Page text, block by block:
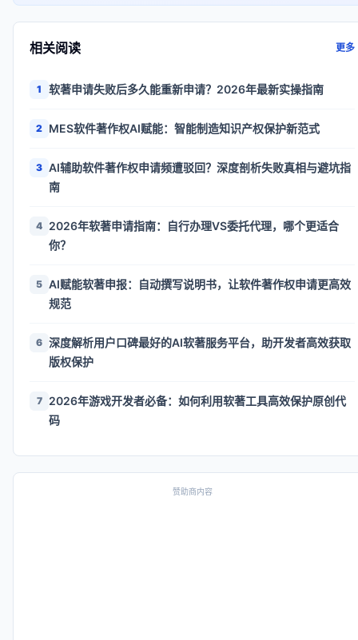
相关阅读 更多
1 软著申请失败后多久能重新申请？2026年最新实操指南
2 MES软件著作权AI赋能：智能制造知识产权保护新范式
3 AI辅助软件著作权申请频遭驳回？深度剖析失败真相与避坑指
南
4 2026年软著申请指南：自行办理VS委托代理，哪个更适合
你？
5 AI赋能软著申报：自动撰写说明书，让软件著作权申请更高效
规范
6 深度解析用户口碑最好的AI软著服务平台，助开发者高效获取
版权保护
7
2026年游戏开发者必备：如何利用软著工具高效保护原创代
码
赞助商内容